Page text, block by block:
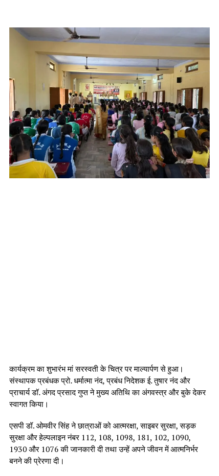
कार्यक्रम का शुभारंभ मां सरस्वती के चित्र पर माल्यार्पण से हुआ।
संस्थापक प्रबंधक प्रो. धर्मात्मा नंद, प्रबंध निदेशक ई. तुषार नंद और
प्राचार्य डॉ. अंगद प्रसाद गुप्त ने मुख्य अतिथि का अंगवस्त्र और बुके देकर
स्वागत किया।
एसपी डॉ. ओमवीर सिंह ने छात्राओं को आत्मरक्षा, साइबर सुरक्षा, सड़क
सुरक्षा और हेल्पलाइन नंबर 112, 108, 1098, 181, 102, 1090,
1930 और 1076 की जानकारी दी तथा उन्हें अपने जीवन में आत्मनिर्भर
बनने की प्रेरणा दी।